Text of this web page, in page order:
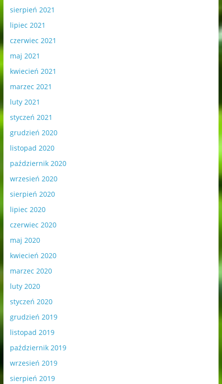
sierpień 2021
lipiec 2021
czerwiec 2021
maj 2021
kwiecień 2021
marzec 2021
luty 2021
styczeń 2021
grudzień 2020
listopad 2020
październik 2020
wrzesień 2020
sierpień 2020
lipiec 2020
czerwiec 2020
maj 2020
kwiecień 2020
marzec 2020
luty 2020
styczeń 2020
grudzień 2019
listopad 2019
październik 2019
wrzesień 2019
sierpień 2019